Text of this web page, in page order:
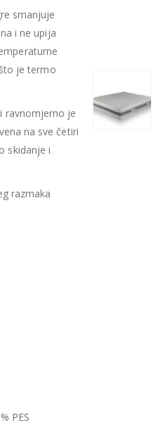
smanjuje
i ne upija
je termo
ravnomjerno je
na sve četiri
skidanje i
razmaka
PES
: 43.57€
cijena u zadnjih 30
€
: 39.61€